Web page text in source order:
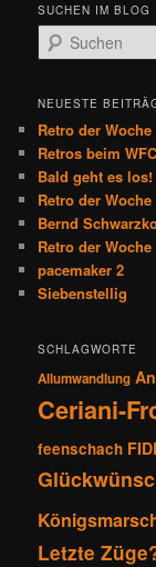
r
a
v
i
g
a
t
i
o
SUCHEN IM BLOG
u
h
n
NEUESTE
Retro der Woche
Retros beim
Bald geht es los!
Retro der Woche
Bernd
Retro der Woche
pacemaker 2
Siebenstellig
SCHLAGWORTE
Allumwandlung
Ceriani-
feenschach
Letzte